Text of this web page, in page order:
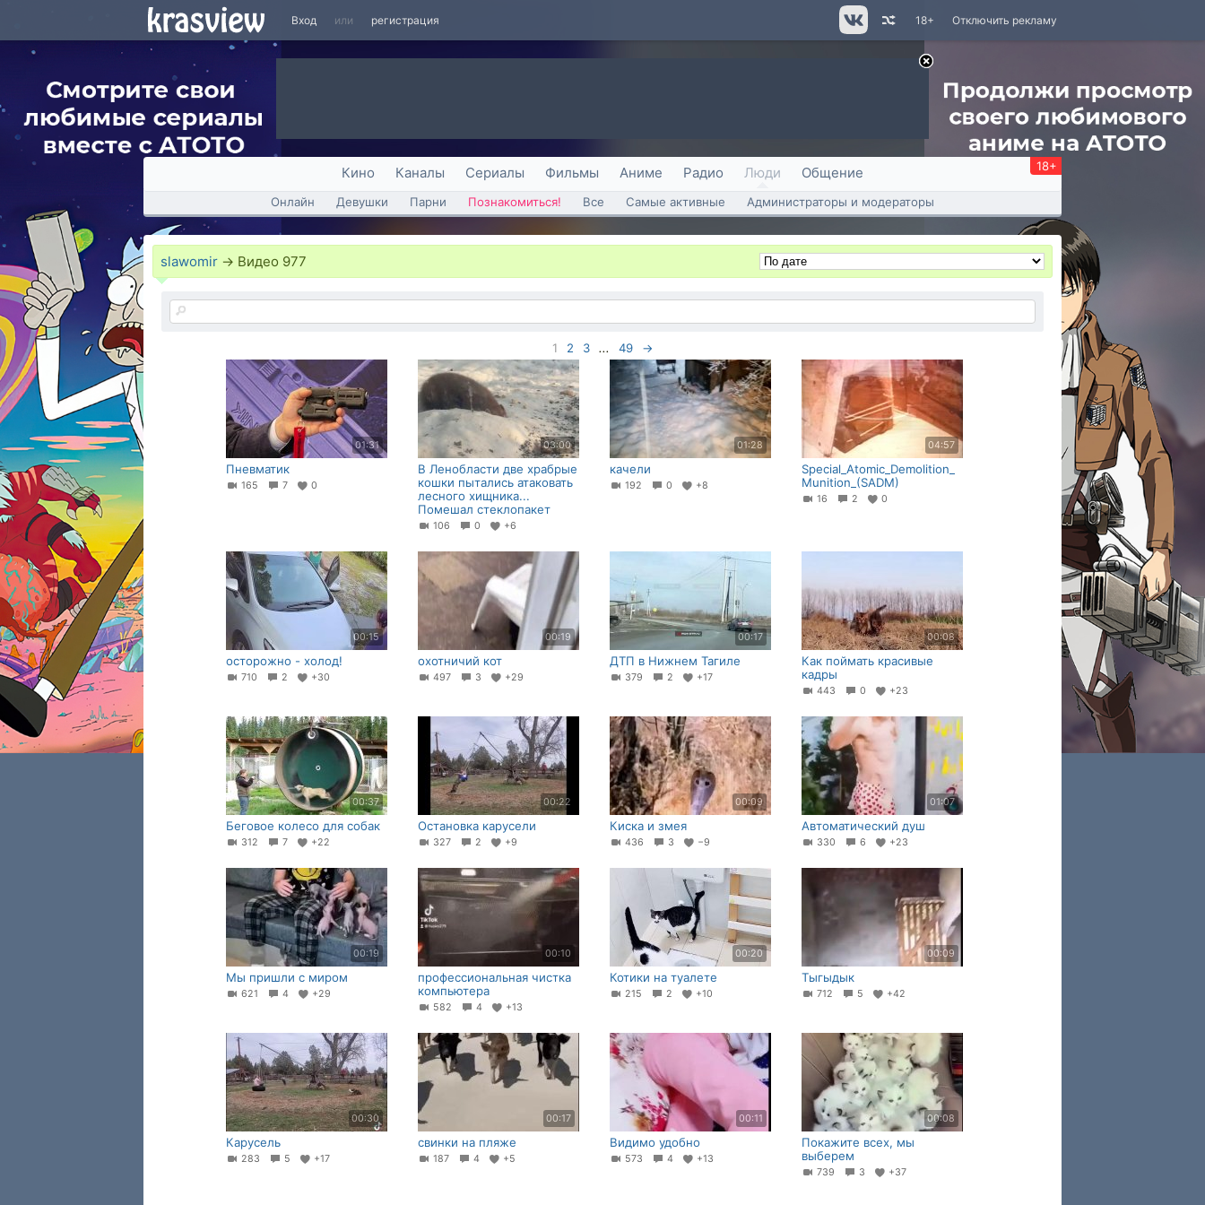
Вход или регистрация Отключить рекламу
18+
Кино Каналы Сериалы Фильмы Аниме Радио Люди Общение 18+
Онлайн Девушки Парни Познакомиться! Все Самые активные Администраторы и модераторы
slawomir → Видео 977
1 2 3 ... 49 →
01:31
Пневматик
165 7 0
03:00
В Ленобласти две храбрые
кошки пытались атаковать
лесного хищника...
Помешал стеклопакет⁠
106 0 +6
01:28
качели
192 0 +8
04:57
Special_Atomic_Demolition_
Munition_(SADM)
16 2 0
00:15
осторожно - холод!
710 2 +30
00:19
охотничий кот
497 3 +29
00:17
ДТП в Нижнем Тагиле
379 2 +17
00:08
Как поймать красивые
кадры
443 0 +23
00:37
Беговое колесо для собак
312 7 +22
00:22
Остановка карусели
327 2 +9
00:09
Киска и змея
436 3 −9
01:07
Автоматический душ
330 6 +23
00:19
Мы пришли с миром
621 4 +29
00:10
профессиональная чистка
компьютера
582 4 +13
00:20
Котики на туалете
215 2 +10
00:09
Тыгыдык
712 5 +42
00:30
Карусель
283 5 +17
00:17
свинки на пляже
187 4 +5
00:11
Видимо удобно
573 4 +13
00:08
Покажите всех, мы
выберем
739 3 +37